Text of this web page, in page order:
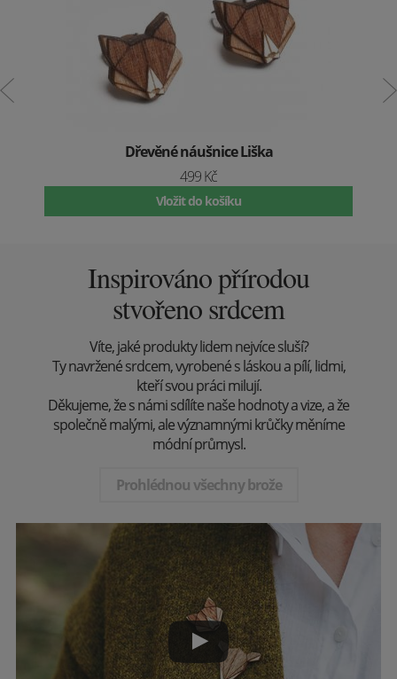
Dřevěné náušnice Liška
499 Kč
Vložit do košíku
Inspirováno přírodou
stvořeno srdcem
Víte, jaké produkty lidem nejvíce sluší?
Ty navržené srdcem, vyrobené s láskou a pílí, lidmi,
kteří svou práci milují.
Děkujeme, že s námi sdílíte naše hodnoty a vize, a že
společně malými, ale významnými krůčky měníme
módní průmysl.
Prohlédnou všechny brože